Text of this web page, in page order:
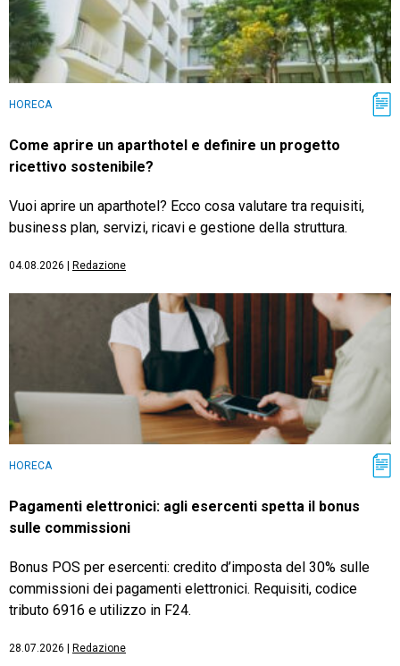
HORECA
Come aprire un aparthotel e definire un progetto
ricettivo sostenibile?
Vuoi aprire un aparthotel? Ecco cosa valutare tra requisiti,
business plan, servizi, ricavi e gestione della struttura.
04.08.2026 Redazione
HORECA
Pagamenti elettronici: agli esercenti spetta il bonus
sulle commissioni
Bonus POS per esercenti: credito d’imposta del 30% sulle
commissioni dei pagamenti elettronici. Requisiti, codice
tributo 6916 e utilizzo in F24.
28.07.2026 Redazione